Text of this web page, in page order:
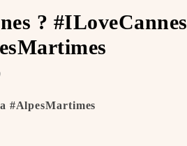
?️ #ILoveCannes
#AlpesMartimes